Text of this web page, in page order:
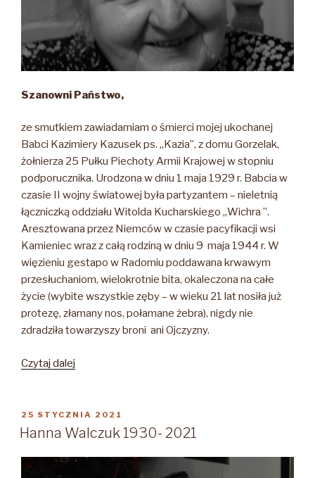
Szanowni Państwo,
ze smutkiem zawiadamiam o śmierci mojej ukochanej
Babci Kazimiery Kazusek ps. „Kazia”, z domu Gorzelak,
żołnierza 25 Pułku Piechoty Armii Krajowej w stopniu
podporucznika. Urodzona w dniu 1 maja 1929 r. Babcia w
czasie II wojny światowej była partyzantem – nieletnią
łączniczką oddziału Witolda Kucharskiego „Wichra ”.
Aresztowana przez Niemców w czasie pacyfikacji wsi
Kamieniec wraz z całą rodziną w dniu 9 maja 1944 r. W
więzieniu gestapo w Radomiu poddawana krwawym
przesłuchaniom, wielokrotnie bita, okaleczona na całe
życie (wybite wszystkie zęby – w wieku 21 lat nosiła już
protezę, złamany nos, połamane żebra), nigdy nie
zdradziła towarzyszy broni ani Ojczyzny.
Czytaj dalej
2020”
OPUBLIKOWANE
W
25 STYCZNIA 2021
Hanna Walczuk 1930- 2021